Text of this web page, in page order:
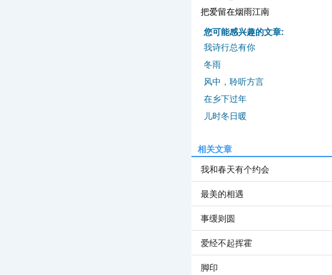
把爱留在烟雨江南
您可能感兴趣的文章:
我诗行总有你
冬雨
风中，聆听方言
在乡下过年
儿时冬日暖
相关文章
我和春天有个约会
最美的相遇
事缓则圆
爱经不起挥霍
脚印